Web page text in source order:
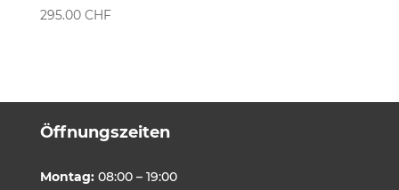
295.00 CHF
Öffnungszeiten
Montag: 08:00 – 19:00